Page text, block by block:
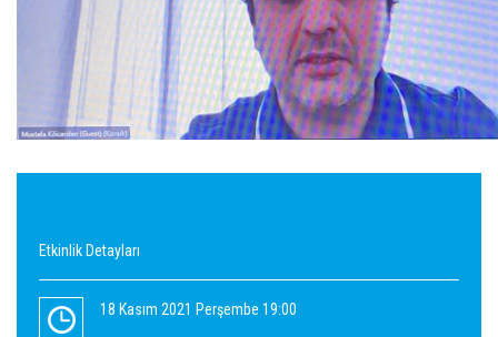
Etkinlik Detayları
18 Kasım 2021 Perşembe 19:00